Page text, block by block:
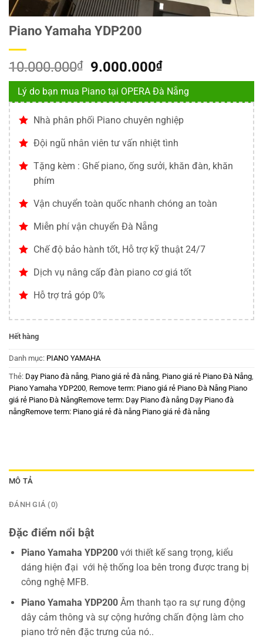
Piano Yamaha YDP200
10.000.000₫
Giá
gốc
là:
9.000.000₫Giá
hiện
tại
9.000.000₫.
Lý do bạn mua Piano tại OPERA Đà Nẵng
Nhà phân phối Piano chuyên nghiệp
Đội ngũ nhân viên tư vấn nhiệt tình
Tặng kèm : Ghế piano, ống sưởi, khăn đàn, khăn
phím
Vận chuyển toàn quốc nhanh chóng an toàn
Miễn phí vận chuyển Đà Nẵng
Chế độ bảo hành tốt, Hỗ trợ kỹ thuật 24/7
Dịch vụ nâng cấp đàn piano cơ giá tốt
Hỗ trợ trả góp 0%
Hết hàng
Danh mục: PIANO YAMAHA
Thẻ: Dạy Piano đà nẵng Piano giá rẻ đà nẵng Piano giá rẻ Piano Đà Nẵng
Piano Yamaha YDP200 Remove term: Piano giá rẻ Piano Đà Nẵng Piano
giá rẻ Piano Đà NẵngRemove term: Dạy Piano đà nẵng Dạy Piano đà
nẵngRemove term: Piano giá rẻ đà nẵng Piano giá rẻ đà nẵng
MÔ TẢ
ĐÁNH GIÁ (0)
Đặc điểm nổi bật
Piano Yamaha YDP200 với thiết kế sang trọng, kiểu
dáng hiện đại với hệ thống loa bên trong được trang bị
công nghệ MFB.
Piano Yamaha YDP200 Âm thanh tạo ra sự rung động
dây cảm thông và sự cộng hưởng chấn động làm cho
piano trở nên đặc trưng của nó..